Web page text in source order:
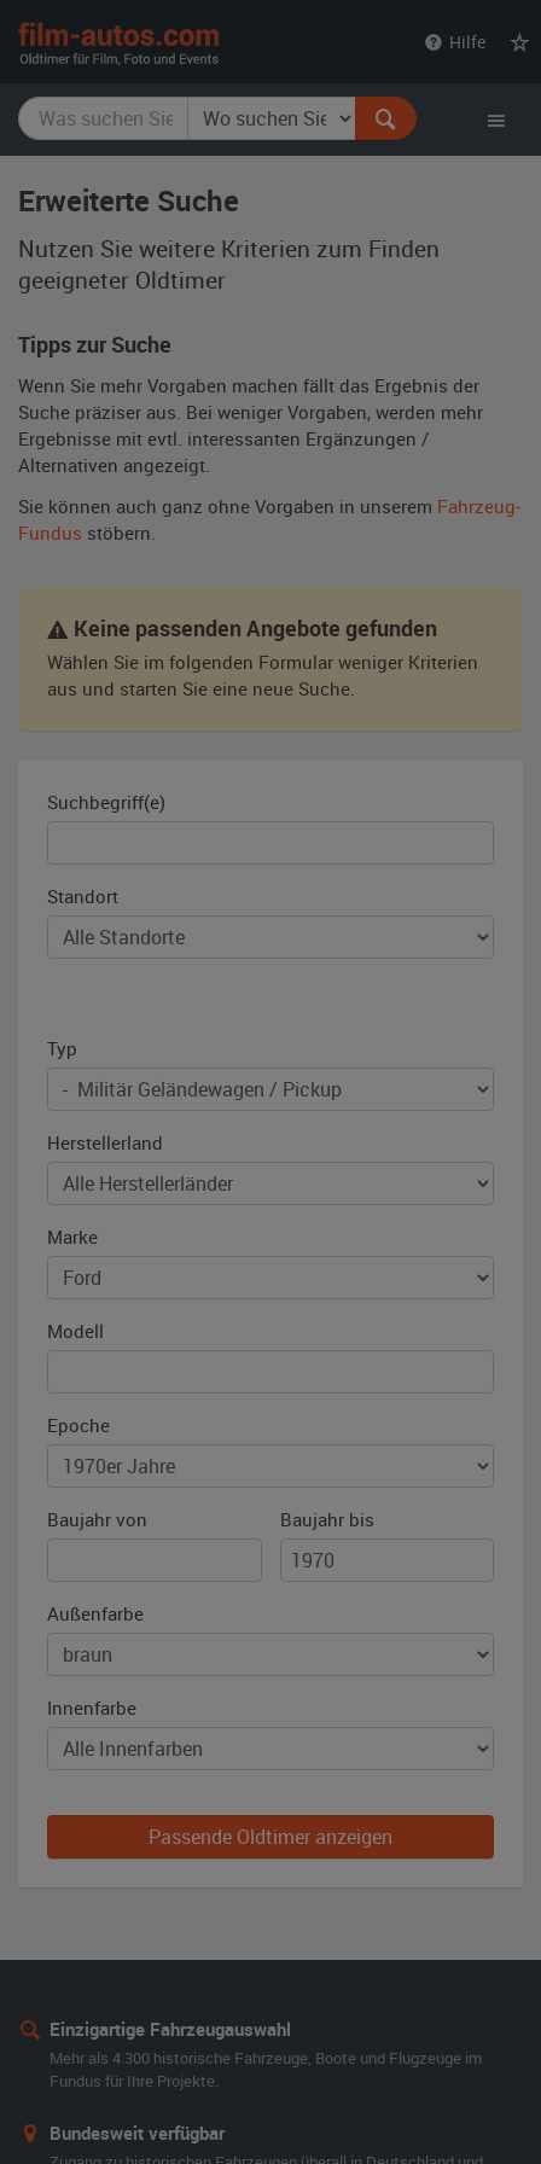
Hilfe
Erweiterte Suche
Nutzen Sie weitere Kriterien zum Finden
geeigneter Oldtimer
Tipps zur Suche
Wenn Sie mehr Vorgaben machen fällt das Ergebnis der
Suche präziser aus. Bei weniger Vorgaben, werden mehr
Ergebnisse mit evtl. interessanten Ergänzungen /
Alternativen angezeigt.
Sie können auch ganz ohne Vorgaben in unserem Fahrzeug-
Fundus stöbern.
Keine passenden Angebote gefunden
Wählen Sie im folgenden Formular weniger Kriterien
aus und starten Sie eine neue Suche.
Suchbegriff(e)
Standort
Typ
Herstellerland
Marke
Modell
Epoche
Baujahr von Baujahr bis
Außenfarbe
Innenfarbe
Passende Oldtimer anzeigen
Einzigartige Fahrzeugauswahl
Mehr als 4.300 historische Fahrzeuge, Boote und Flugzeuge im
Fundus für Ihre Projekte.
Bundesweit verfügbar